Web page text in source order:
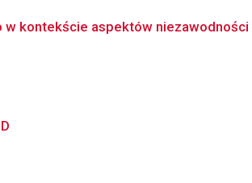
kontekście aspektów niezawodności